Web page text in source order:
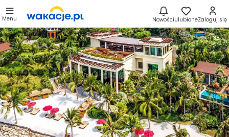
Menu NowościUlubioneZaloguj się
38